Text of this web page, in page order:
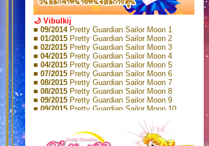
🌙 Vibulkij
■ 09/2014 Pretty Guardian Sailor Moon 1
■ 01/2015 Pretty Guardian Sailor Moon 2
■ 02/2015 Pretty Guardian Sailor Moon 3
■ 04/2015 Pretty Guardian Sailor Moon 4
■ 04/2015 Pretty Guardian Sailor Moon 5
■ 07/2015 Pretty Guardian Sailor Moon 6
■ 08/2015 Pretty Guardian Sailor Moon 7
■ 08/2015 Pretty Guardian Sailor Moon 8
■ 09/2015 Pretty Guardian Sailor Moon 9
■ 09/2015 Pretty Guardian Sailor Moon 10
Pretty Guardian Sailor Moon 11
Pretty Guardian Sailor Moon 12
Pretty Guardian Sailor Moon Short
Stories 1